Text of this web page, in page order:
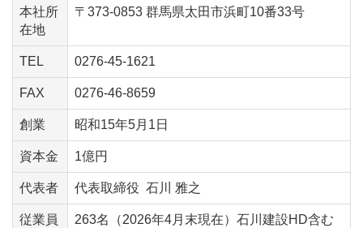
本社所
在地
〒373-0853 群馬県太田市浜町10番33号
TEL 0276-45-1621
FAX 0276-46-8659
創業 昭和15年5月1日
資本金 1億円
代表者 代表取締役 石川 雅之
従業員
263名（2026年4月末現在）石川建設HD含む